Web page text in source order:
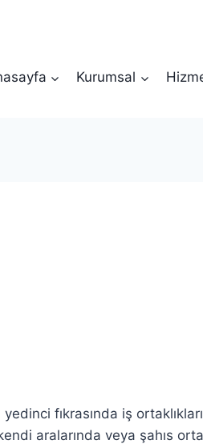
Kurumsal
fıkrasında iş
aralarında veya şahıs